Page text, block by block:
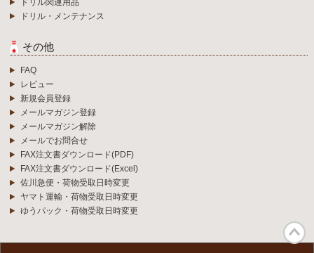
ドリル関連用品
ドリル・メンテナンス
その他
FAQ
レビュー
新規会員登録
メールマガジン登録
メールマガジン解除
メールでお問合せ
FAX注文書ダウンロード(PDF)
FAX注文書ダウンロード(Excel)
佐川急便・荷物受取日時変更
ヤマト運輸・荷物受取日時変更
ゆうパック・荷物受取日時変更